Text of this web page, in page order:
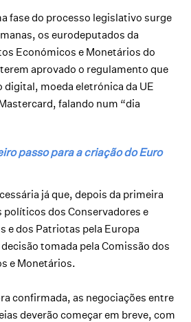
fase do processo legislativo surge
os eurodeputados da
Económicos e Monetários do
aprovado o regulamento que
digital, moeda eletrónica da UE
falando num “dia
passo para a criação do Euro
já que, depois da primeira
políticos dos Conservadores e
e dos Patriotas pela Europa
tomada pela Comissão dos
e Monetários.
confirmada, as negociações entre
deverão começar em breve, com